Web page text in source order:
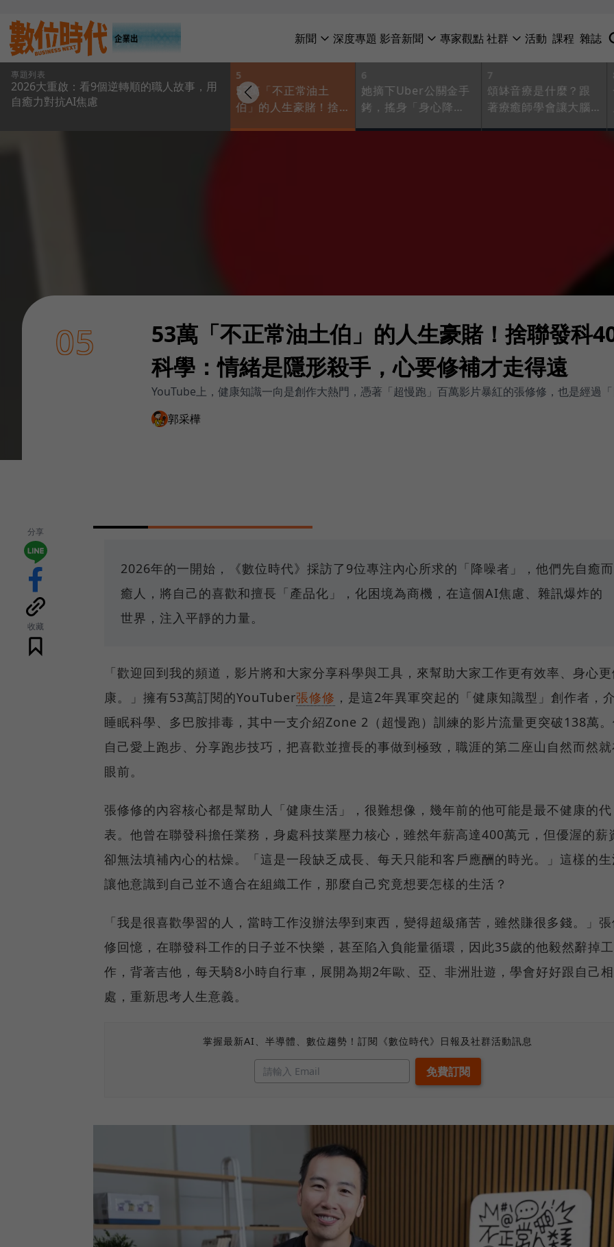
新聞 深度專題 影音新聞 專家觀點社群 活動 課程 雜誌
專題列表
2026大重啟：看9個逆轉順的職人故事，用
自癒力對抗AI焦慮
恩節目療癒73萬
心理師蘇予昕打
求職迷茫「團團
5
53萬「不正常油土
伯」的人生豪賭！捨
6
她摘下Uber公關金手
銬，搖身「身心降
7
頌缽音療是什麼？跟
著療癒師學會讓大腦
05
53萬「不正常油土伯」的人生豪賭！捨聯發科
科學：情緒是隱形殺手，心要修補才走得遠
YouTube上，健康知識一向是創作大熱門，憑著「超慢跑」百萬影片暴紅的張修修，也是經過
郭采樺
分享
收藏
2026年的一開始，《數位時代》採訪了9位專注內心所求的「降噪者」，他們先自癒而
癒人，將自己的喜歡和擅長「產品化」，化困境為商機，在這個AI焦慮、雜訊爆炸的
世界，注入平靜的力量。
「歡迎回到我的頻道，影片將和大家分享科學與工具，來幫助大家工作更有效率、身心
康。」擁有53萬訂閱的YouTuber張修修 ，是這2年異軍突起的「健康知識型」創作者，
睡眠科學、多巴胺排毒，其中一支介紹Zone 2（超慢跑）訓練的影片流量更突破138萬
自己愛上跑步、分享跑步技巧，把喜歡並擅長的事做到極致，職涯的第二座山自然而然
眼前。
張修修的內容核心都是幫助人「健康生活」，很難想像，幾年前的他可能是最不健康的代
表。他曾在聯發科擔任業務，身處科技業壓力核心，雖然年薪高達400萬元，但優渥的薪
卻無法填補內心的枯燥。「這是一段缺乏成長、每天只能和客戶應酬的時光。」這樣的
讓他意識到自己並不適合在組織工作，那麼自己究竟想要怎樣的生活？
「我是很喜歡學習的人，當時工作沒辦法學到東西，變得超級痛苦，雖然賺很多錢。」
修回憶，在聯發科工作的日子並不快樂，甚至陷入負能量循環，因此35歲的他毅然辭掉工
作，背著吉他，每天騎8小時自行車，展開為期2年歐、亞、非洲壯遊，學會好好跟自己相
處，重新思考人生意義。
掌握最新AI、半導體、數位趨勢！訂閱《數位時代》日報及社群活動訊息